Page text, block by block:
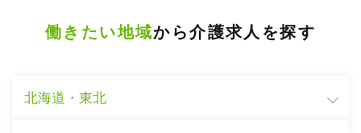
働きたい地域から介護求人を探す
北海道・東北